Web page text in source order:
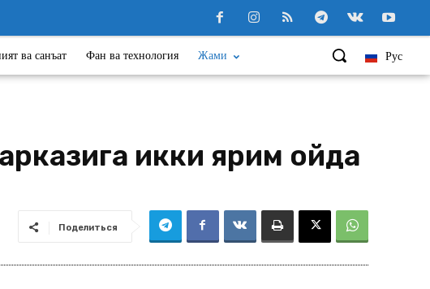
Рус
ва санъат Фан ва технология Жами
икки ярим ойда
Поделиться